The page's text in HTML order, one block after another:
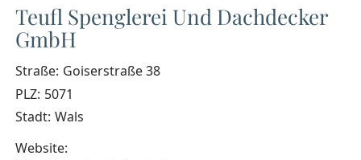
Teufl Spenglerei Und Dachdecker
GmbH
Straße: Goiserstraße 38
PLZ: 5071
Stadt: Wals
Website: